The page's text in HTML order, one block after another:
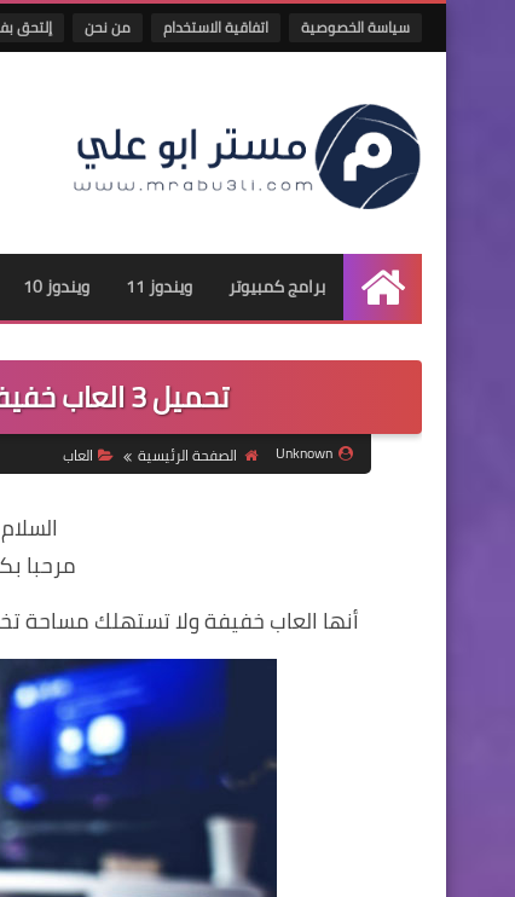
سياسة الخصوصية اتفاقية الاستخدام من نحن إلتحق
الرئيسية
برامج كمبيوتر ويندوز 11 ويندوز 10
تحميل 3 العاب خفيفة جداا علي الكمبيوتر | الجزء الاول
Unknown الصفحة الرئيسية العاب
مرحبا
أنها العاب خفيفة ولا تستهلك مساحة